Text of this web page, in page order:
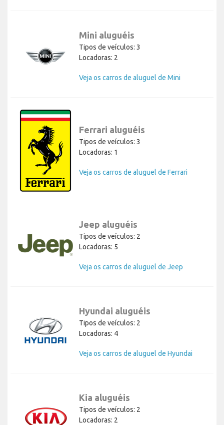
Mini aluguéis
Tipos de veículos: 3
Locadoras: 2
Veja os carros de aluguel de Mini
Ferrari aluguéis
Tipos de veículos: 3
Locadoras: 1
Veja os carros de aluguel de Ferrari
Jeep aluguéis
Tipos de veículos: 2
Locadoras: 5
Veja os carros de aluguel de Jeep
Hyundai aluguéis
Tipos de veículos: 2
Locadoras: 4
Veja os carros de aluguel de Hyundai
Kia aluguéis
Tipos de veículos: 2
Locadoras: 2